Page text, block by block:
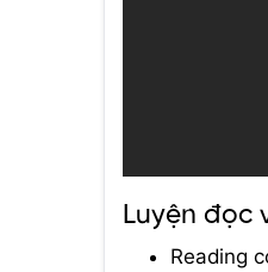
Luyện đọc
Reading